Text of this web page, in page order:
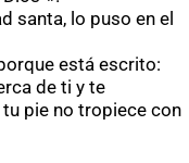
santa, lo puso en el
está escrito:
de ti y te
pie no tropiece con